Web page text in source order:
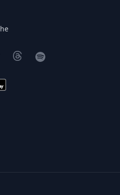
ThreadsSpotify
journalistique